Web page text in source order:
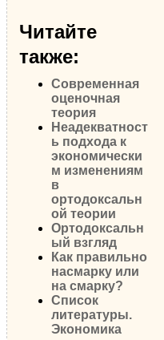
Читайте
также:
Современная
оценочная
теория
Неадекватност
ь подхода к
экономически
м изменениям
в
ортодоксальн
ой теории
Ортодоксальн
ый взгляд
Как правильно
насмарку или
на смарку?
Список
литературы.
Экономика